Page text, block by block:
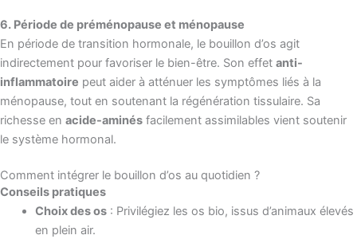
6. Période de préménopause et ménopause
En période de transition hormonale, le bouillon d’os agit
indirectement pour favoriser le bien-être. Son effet anti-
inflammatoire peut aider à atténuer les symptômes liés à la
ménopause, tout en soutenant la régénération tissulaire. Sa
richesse en acide-aminés facilement assimilables vient soutenir
le système hormonal.
Comment intégrer le bouillon d’os au quotidien ?
Conseils pratiques
Choix des os: Privilégiez les os bio, issus d’animaux élevés
en plein air.